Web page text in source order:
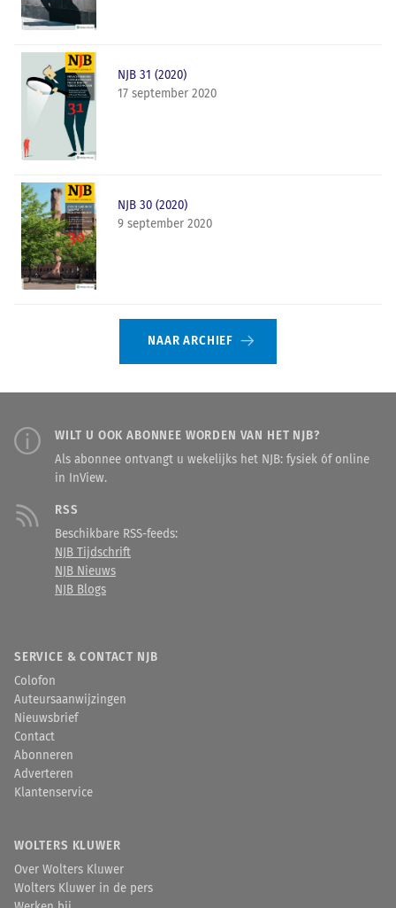
NJB 31 (2020)
17 september 2020
NJB 30 (2020)
9 september 2020
NAAR ARCHIEF
WILT U OOK ABONNEE WORDEN VAN HET NJB?
Als abonnee ontvangt u wekelijks het NJB: fysiek óf online
in InView.
RSS
Beschikbare RSS-feeds:
NJB Tijdschrift
NJB Nieuws
NJB Blogs
SERVICE & CONTACT NJB
Colofon
Auteursaanwijzingen
Nieuwsbrief
Contact
Abonneren
Adverteren
Klantenservice
WOLTERS KLUWER
Over Wolters Kluwer
Wolters Kluwer in de pers